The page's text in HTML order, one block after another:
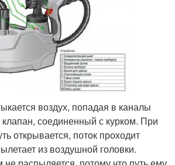
воздух, попадая в каналы
соединенный с курком. При
открывается, поток проходит
из воздушной головки.